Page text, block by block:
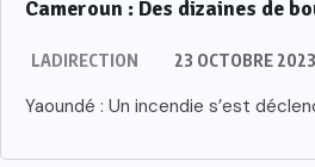
Cameroun : Des dizaines de
LADIRECTION 23 OCTOBRE 2023
Yaoundé : Un incendie s’est